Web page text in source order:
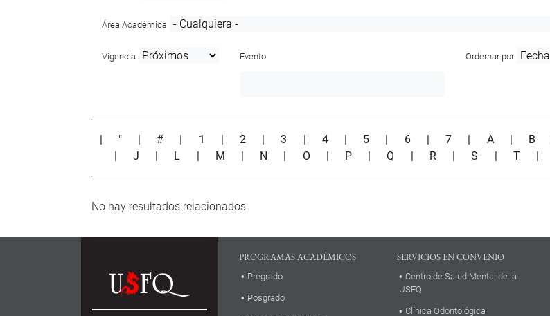
Área Académica
Vigencia Evento Ordernar por
" # 1 2 |3 4 5 6 |7 A B
J L M N O P |Q R |S T
No hay resultados relacionados
PROGRAMAS ACADÉMICOS
Pregrado
Posgrado
SERVICIOS EN CONVENIO
Centro de Salud Mental de la
USFQ
Clínica Odontológica